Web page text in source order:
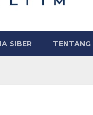
SIBER TENTANG